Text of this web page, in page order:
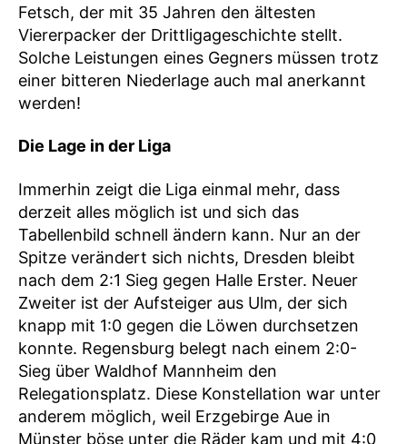
Fetsch, der mit 35 Jahren den ältesten
Viererpacker der Drittligageschichte stellt.
Solche Leistungen eines Gegners müssen trotz
einer bitteren Niederlage auch mal anerkannt
werden!
Die Lage in der Liga
Immerhin zeigt die Liga einmal mehr, dass
derzeit alles möglich ist und sich das
Tabellenbild schnell ändern kann. Nur an der
Spitze verändert sich nichts, Dresden bleibt
nach dem 2:1 Sieg gegen Halle Erster. Neuer
Zweiter ist der Aufsteiger aus Ulm, der sich
knapp mit 1:0 gegen die Löwen durchsetzen
konnte. Regensburg belegt nach einem 2:0-
Sieg über Waldhof Mannheim den
Relegationsplatz. Diese Konstellation war unter
anderem möglich, weil Erzgebirge Aue in
Münster böse unter die Räder kam und mit 4:0